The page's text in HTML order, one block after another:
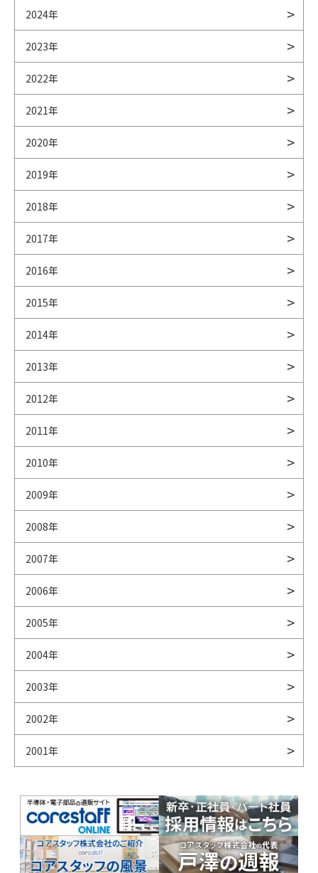
2024年
2023年
2022年
2021年
2020年
2019年
2018年
2017年
2016年
2015年
2014年
2013年
2012年
2011年
2010年
2009年
2008年
2007年
2006年
2005年
2004年
2003年
2002年
2001年